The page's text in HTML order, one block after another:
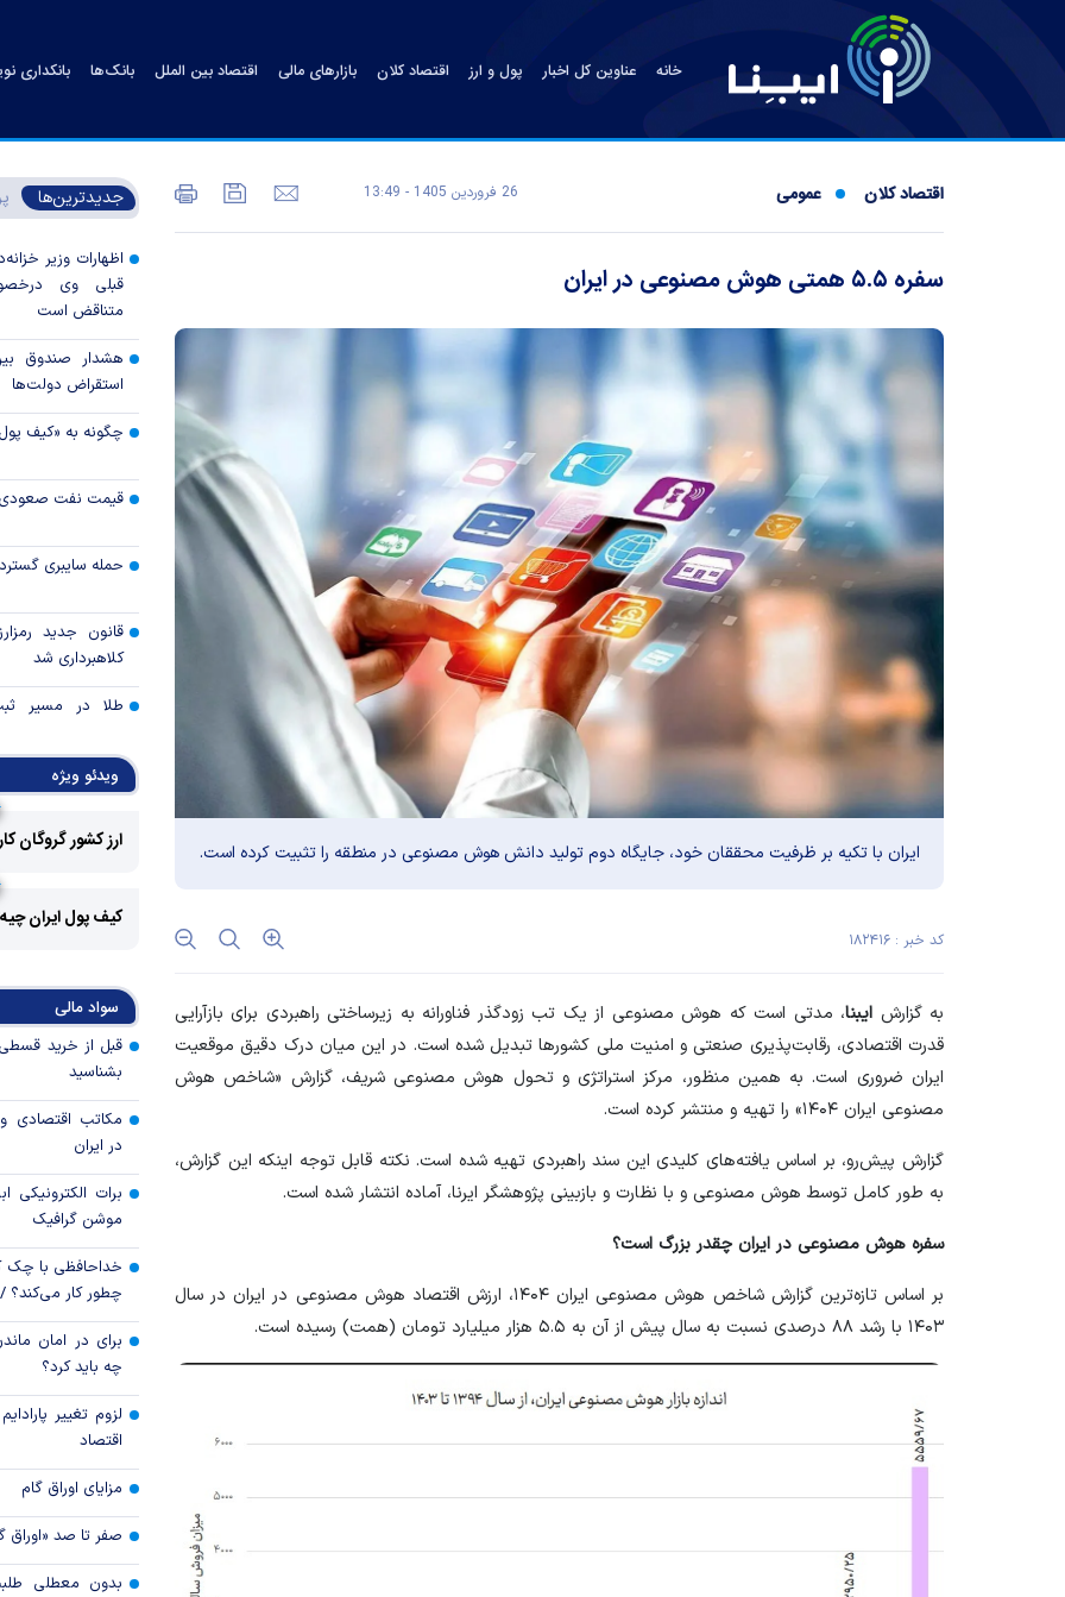
خانه عناوین کل اخبار پول و ارز اقتصاد کلان بازارهای مالی اقتصاد بین الملل بانک‌ها بانکداری
اقتصاد کلان عمومی 26 فروردين 1405 - 13:49
سفره ۵.۵ همتی هوش مصنوعی در ایران
ایران با تکیه بر ظرفیت محققان خود، جایگاه دوم تولید دانش هوش مصنوعی در منطقه را تثبیت کرده است.
کد خبر : ۱۸۲۴۱۶
به گزارش ایبنا، مدتی است که هوش مصنوعی از یک تب زودگذر فناورانه به زیرساختی راهبردی برای بازآرایی
قدرت اقتصادی، رقابت‌پذیری صنعتی و امنیت ملی کشور‌ها تبدیل شده است. در این میان درک دقیق موقعیت
ایران ضروری است. به همین منظور، مرکز استراتژی و تحول هوش مصنوعی شریف، گزارش «شاخص هوش
مصنوعی ایران ۱۴۰۴» را تهیه و منتشر کرده است.
گزارش پیش‌رو، بر اساس یافته‌های کلیدی این سند راهبردی تهیه شده است. نکته قابل توجه اینکه این گزارش،
به طور کامل توسط هوش مصنوعی و با نظارت و بازبینی پژوهشگر ایرنا، آماده انتشار شده است.
سفره هوش مصنوعی در ایران چقدر بزرگ است؟
بر اساس تازه‌ترین گزارش شاخص هوش مصنوعی ایران ۱۴۰۴، ارزش اقتصاد هوش مصنوعی در ایران در سال
۱۴۰۳ با رشد ۸۸ درصدی نسبت به سال پیش از آن به ۵.۵ هزار میلیارد تومان (همت) رسیده است.
جدیدترین‌ها
اظهارات وزیر
قبلی وی
متناقض است
هشدار صندوق
استقراض دولت‌ها
چگونه به «کیف
قیمت نفت صعودی
حمله سایبری
قانون جدید
کلاهبرداری شد
طلا در مسیر
توقف بی‌سابقه
چرا گاز در اروپا
مزیت رقابتی
عوارض هرمز؛
امنیت دریایی به
کدام گروه‌های
رویه جدید ارز
جزئیات
تسعیر ارز واردات
ویدئو ویژه
ارز کشور گروگان
کیف پول ایران
سواد مالی
بشناسید
مکاتب اقتصادی
در ایران
برات الکترونیکی
موشن گرافیک
خداحافظی با
چطور کار
برای در امان
چه باید کرد؟
لزوم تغییر
اقتصاد
مزایای اوراق گام
صفر تا صد «اوراق
بدون معطلی